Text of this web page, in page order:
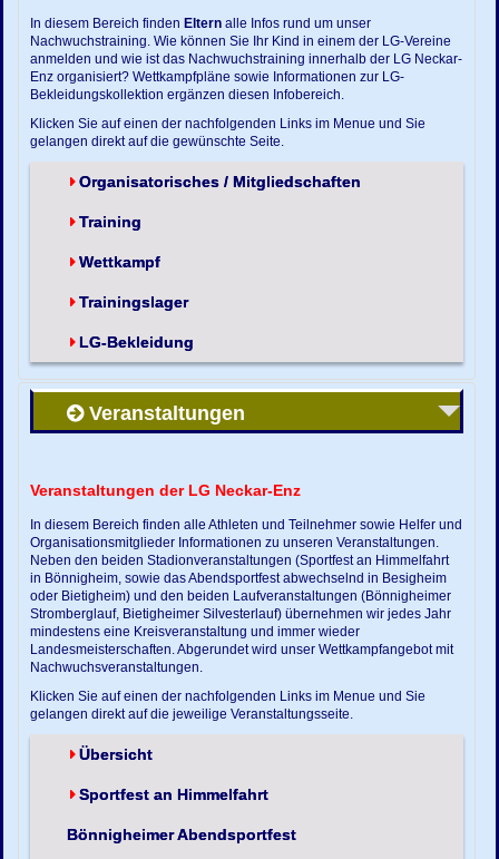
In diesem Bereich finden Eltern alle Infos rund um unser
Nachwuchstraining. Wie können Sie Ihr Kind in einem der LG-Vereine
anmelden und wie ist das Nachwuchstraining innerhalb der LG Neckar-
Enz organisiert? Wettkampfpläne sowie Informationen zur LG-
Bekleidungskollektion ergänzen diesen Infobereich.
Klicken Sie auf einen der nachfolgenden Links im Menue und Sie
gelangen direkt auf die gewünschte Seite.
Organisatorisches / Mitgliedschaften
Training
Wettkampf
Trainingslager
LG-Bekleidung
Veranstaltungen
Veranstaltungen der LG Neckar-Enz
In diesem Bereich finden alle Athleten und Teilnehmer sowie Helfer und
Organisationsmitglieder Informationen zu unseren Veranstaltungen.
Neben den beiden Stadionveranstaltungen (Sportfest an Himmelfahrt
in Bönnigheim, sowie das Abendsportfest abwechselnd in Besigheim
oder Bietigheim) und den beiden Laufveranstaltungen (Bönnigheimer
Stromberglauf, Bietigheimer Silvesterlauf) übernehmen wir jedes Jahr
mindestens eine Kreisveranstaltung und immer wieder
Landesmeisterschaften. Abgerundet wird unser Wettkampfangebot mit
Nachwuchsveranstaltungen.
Klicken Sie auf einen der nachfolgenden Links im Menue und Sie
gelangen direkt auf die jeweilige Veranstaltungsseite.
Übersicht
Sportfest an Himmelfahrt
Bönnigheimer Abendsportfest